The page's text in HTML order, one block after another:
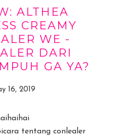
ALTHEA
CREAMY
WE -
DARI
GA YA?
16, 2019
tentang conlealer